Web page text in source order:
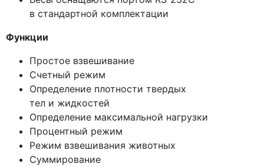
в стандартной комплектации
​Функции
Простое взвешивание
Счетный режим
Определение плотности твердых
тел и жидкостей
Определение максимальной нагрузки
Процентный режим
Режим взвешивания животных
Суммирование